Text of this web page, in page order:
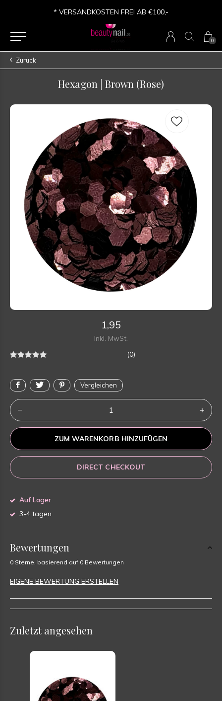
0
* VERSANDKOSTEN FREI AB €100,-
Zurück
Hexagon | Brown (Rose)
1,95
Inkl. MwSt.
(0)
Vergleichen
ZUM WARENKORB HINZUFÜGEN
DIRECT CHECKOUT
Auf Lager
3-4 tagen
Bewertungen
0 Sterne, basierend auf 0 Bewertungen
EIGENE BEWERTUNG ERSTELLEN
Zuletzt angesehen